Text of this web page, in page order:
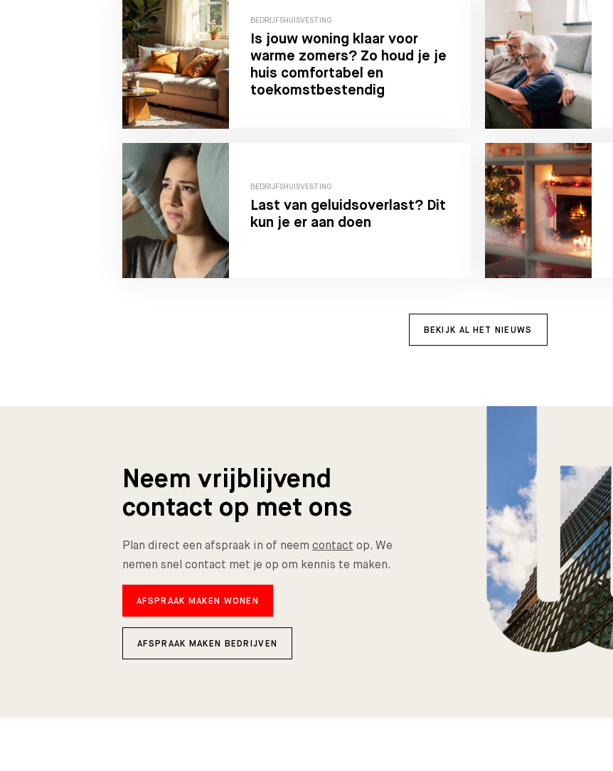
BEDRIJFSHUISVESTING
Is jouw woning klaar voor
warme zomers? Zo houd je je
huis comfortabel en
toekomstbestendig
BEDRIJFSHUISVESTING
Last van geluidsoverlast? Dit
kun je er aan doen
BEKIJK AL HET NIEUWS
Neem vrijblijvend
contact op met ons
Plan direct een afspraak in of neem contact op. We
nemen snel contact met je op om kennis te maken.
AFSPRAAK MAKEN WONEN
AFSPRAAK MAKEN BEDRIJVEN